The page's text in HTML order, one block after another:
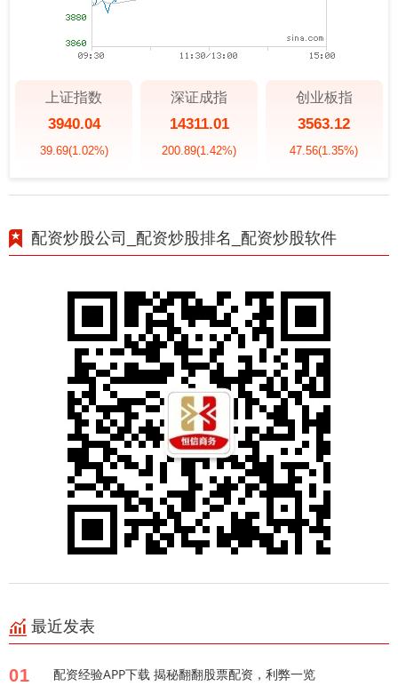
上证指数
3940.04
39.69(1.02%)
深证成指
14311.01
200.89(1.42%)
创业板指
3563.12
47.56(1.35%)
配资炒股公司_配资炒股排名_配资炒股软件
最近发表
01 配资经验APP下载 揭秘翻翻股票配资，利弊一览